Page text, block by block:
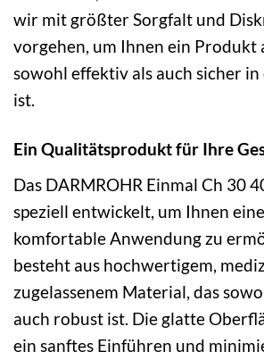
wir mit größter Sorgfalt und
vorgehen, um Ihnen ein Produkt
sowohl effektiv als auch sicher
ist.
Ein Qualitätsprodukt für Ihre
Das DARMROHR Einmal Ch 30
speziell entwickelt, um Ihnen
komfortable Anwendung zu
besteht aus hochwertigem,
zugelassenem Material, das
auch robust ist. Die glatte
ein sanftes Einführen und